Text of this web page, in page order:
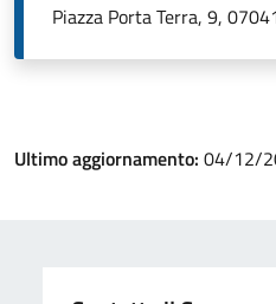
Piazza Porta Terra, 9,
Ultimo aggiornamento: 04/12/